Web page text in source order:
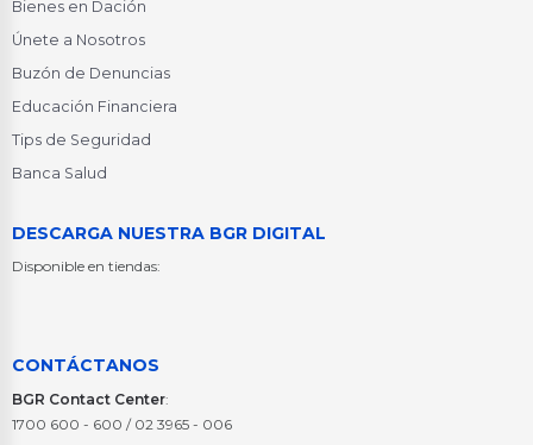
Bienes en Dación
Únete a Nosotros
Buzón de Denuncias
Educación Financiera
Tips de Seguridad
Banca Salud
DESCARGA NUESTRA BGR DIGITAL
Disponible en tiendas:
CONTÁCTANOS
BGR Contact Center:
1700 600 - 600 / 02 3965 - 006